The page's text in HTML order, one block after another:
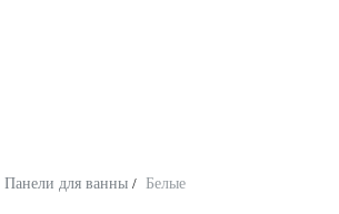
Панели для ванны / Белые